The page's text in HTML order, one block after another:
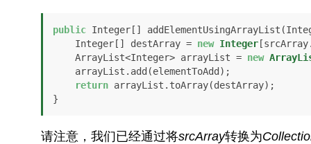
public Integer[]
    Integer[] destArray =
new Integer
    ArrayList<Integer> arrayList =
new
return arrayList.toArray(destArray);
}
请注意，我们已经通过将srcArray转换为